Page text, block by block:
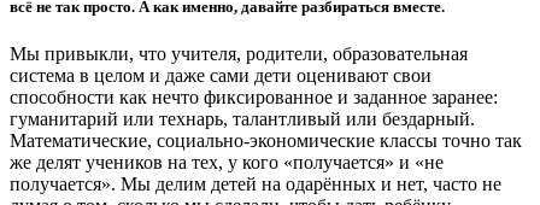
всё не так просто. А как именно, давайте разбираться вместе.
Мы привыкли, что учителя, родители, образовательная
система в целом и даже сами дети оценивают свои
способности как нечто фиксированное и заданное заранее:
гуманитарий или технарь, талантливый или бездарный.
Математические, социально-экономические классы точно так
же делят учеников на тех, у кого «получается» и «не
получается». Мы делим детей на одарённых и нет, часто не